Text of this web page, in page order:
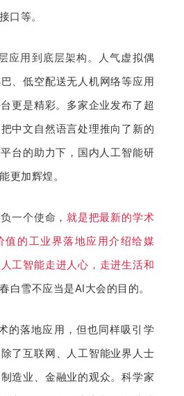
口等。
应用到底层架构。人气虚拟偶
、低空配送无人机网络等应用
更是精彩。多家企业发布了超
中文自然语言处理推向了新的
台的助力下，国内人工智能研
更加辉煌。
一个使命，就是把最新的学术
值的工业界落地应用介绍给媒
工智能走进人心，走进生活和
白雪不应当是AI大会的目的。
的落地应用，但也同样吸引学
了互联网、人工智能业界人士
造业、金融业的观众。科学家